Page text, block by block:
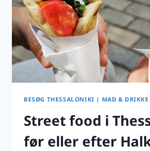
BESØG THESSALONIKI | MAD & DRIKKE
Street food i
før eller efter